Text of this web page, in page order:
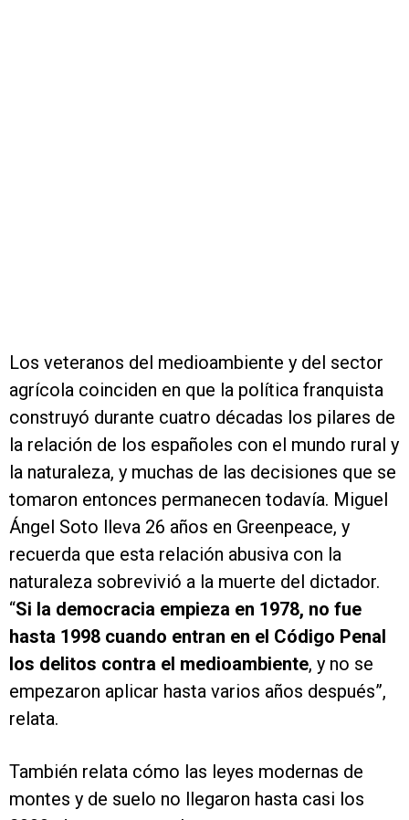
Los veteranos del medioambiente y del sector
agrícola coinciden en que la política franquista
construyó durante cuatro décadas los pilares de
la relación de los españoles con el mundo rural y
la naturaleza, y muchas de las decisiones que se
tomaron entonces permanecen todavía. Miguel
Ángel Soto lleva 26 años en Greenpeace, y
recuerda que esta relación abusiva con la
naturaleza sobrevivió a la muerte del dictador.
“Si la democracia empieza en 1978, no fue
hasta 1998 cuando entran en el Código Penal
los delitos contra el medioambiente, y no se
empezaron aplicar hasta varios años después”,
relata.
También relata cómo las leyes modernas de
montes y de suelo no llegaron hasta casi los